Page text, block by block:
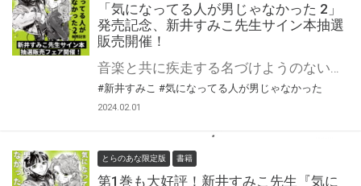
「気になってる人が男じゃなかった 2」
発売記念、新井すみこ先生サイン本抽選
販売開催！
音楽と共に疾走する名づけようのない関係。受賞続々の話題作、待望の第2巻！ 新井すみこ先生新刊『気になってる人が男じゃなかった』第2巻が2月27日発売！ とらのあなでは発売を記念して、新井すみこ先生のサイン本抽選販売が決定致しました！ この貴重な機会、皆様ぜひ奮ってご応募くださいませ☆
#新井すみこ #気になってる人が男じゃなかった
2024.02.01
とらのあな限定版 書籍
第1巻も大好評！新井すみこ先生『気に